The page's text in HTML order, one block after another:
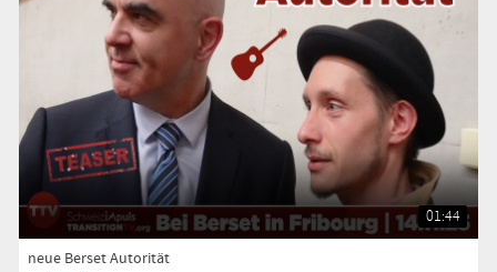
01:44
neue Berset Autorität